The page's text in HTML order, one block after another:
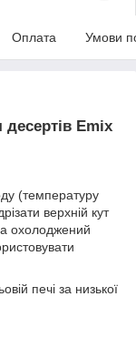
Оплата Умови
Emix
(температуру
верхній кут
охолоджений
печі за низької